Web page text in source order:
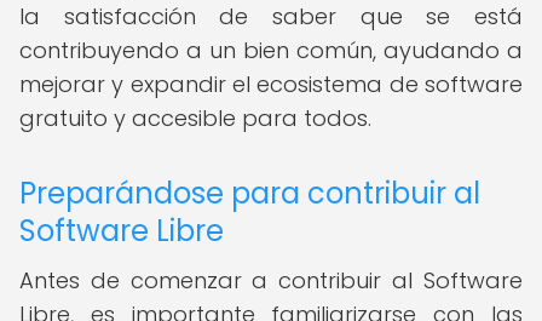
la satisfacción de saber que se está
contribuyendo a un bien común, ayudando a
mejorar y expandir el ecosistema de software
gratuito y accesible para todos.
Preparándose para contribuir al
Software Libre
Antes de comenzar a contribuir al Software
Libre, es importante familiarizarse con las